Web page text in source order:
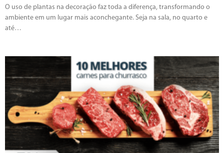
O uso de plantas na decoração faz toda a diferença, transformando o
ambiente em um lugar mais aconchegante. Seja na sala, no quarto e
até…